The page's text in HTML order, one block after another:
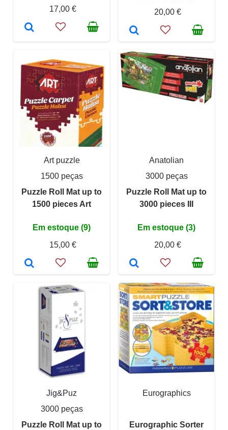
17,00 €
20,00 €
Art puzzle
1500 peças
Puzzle Roll Mat up to
1500 pieces Art
Em estoque (9)
15,00 €
Anatolian
3000 peças
Puzzle Roll Mat up to
3000 pieces III
Em estoque (3)
20,00 €
Jig&Puz
3000 peças
Puzzle Roll Mat up to
Eurographics
Eurographic Sorter